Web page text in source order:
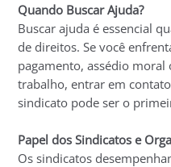
Quando Buscar Ajuda?
Buscar ajuda é essencial
de direitos. Se você
pagamento, assédio moral
trabalho, entrar em
sindicato pode ser o
Papel dos Sindicatos e
Os sindicatos